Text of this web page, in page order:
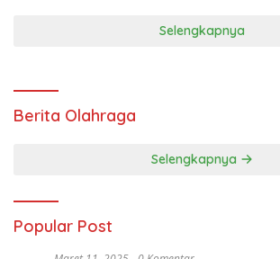
Selengkapnya
Berita Olahraga
Selengkapnya
Popular Post